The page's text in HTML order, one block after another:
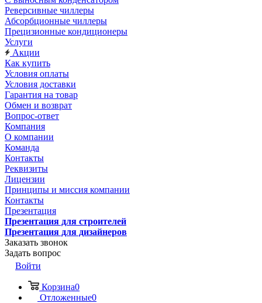
Реверсивные чиллеры
Абсорбционные чиллеры
Прецизионные кондиционеры
Услуги
Акции
Как купить
Условия оплаты
Условия доставки
Гарантия на товар
Обмен и возврат
Вопрос-ответ
Компания
О компании
Команда
Контакты
Реквизиты
Лицензии
Принципы и миссия компании
Контакты
Презентация
Презентация для строителей
Презентация для дизайнеров
Заказать звонок
Задать вопрос
Войти
Корзина0
Отложенные0